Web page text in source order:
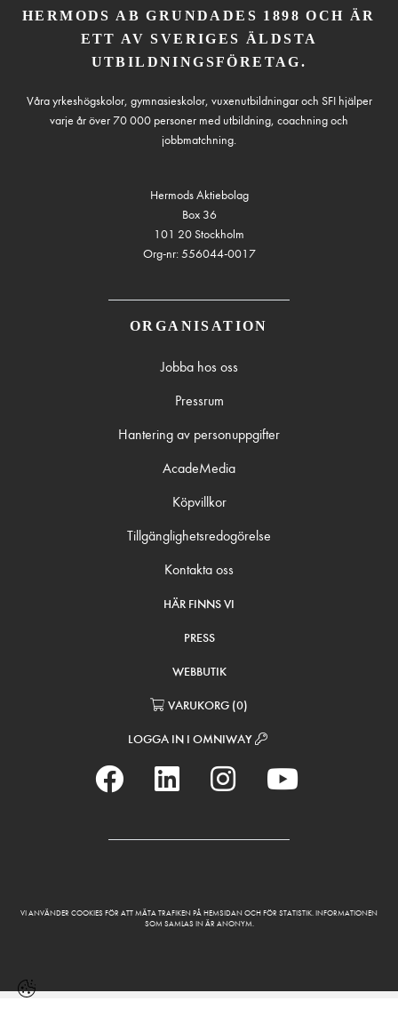
HERMODS AB GRUNDADES 1898 OCH ÄR
ETT AV SVERIGES ÄLDSTA
UTBILDNINGSFÖRETAG.
Våra yrkeshögskolor, gymnasieskolor, vuxenutbildningar och SFI hjälper
varje år över 70 000 personer med utbildning, coachning och
jobbmatchning.
Hermods Aktiebolag
Box 36
101 20 Stockholm
Org-nr: 556044-0017
ORGANISATION
Jobba hos oss
Pressrum
Hantering av personuppgifter
AcadeMedia
Köpvillkor
Tillgänglighetsredogörelse
Kontakta oss
HÄR FINNS VI
PRESS
WEBBUTIK
VARUKORG (0)
LOGGA IN I OMNIWAY
VI ANVÄNDER COOKIES FÖR ATT MÄTA TRAFIKEN PÅ HEMSIDAN OCH FÖR STATISTIK. INFORMATIONEN
SOM SAMLAS IN ÄR ANONYM.